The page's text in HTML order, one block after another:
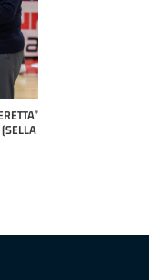
"FRATELLI BERETTA"
B NAZIONALE APRILE